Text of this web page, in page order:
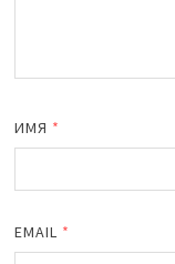
ИМЯ *
EMAIL *